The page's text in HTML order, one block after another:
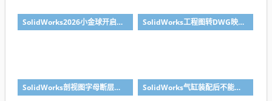
SolidWorks2026小金球开启方法realview功能开启 SolidWorks工程图转DWG映射文件制作方法
SolidWorks剖视图字母断层无需手动修改，设置一下就好 SolidWorks气缸装配后不能移动？溪风给你解决方法